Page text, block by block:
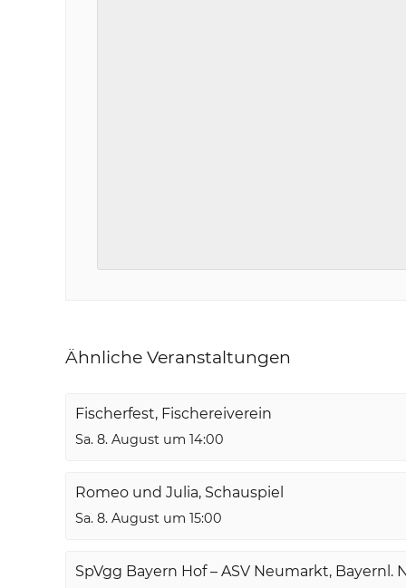
Ähnliche Veranstaltungen
Fischerfest, Fischereiverein
Sa. 8. August um 14:00
Romeo und Julia, Schauspiel
Sa. 8. August um 15:00
SpVgg Bayern Hof – ASV Neumarkt, Bayernl.